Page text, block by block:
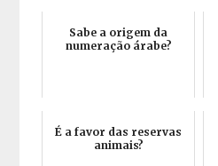
Sabe a origem da
numeração árabe?
É a favor das reservas
animais?